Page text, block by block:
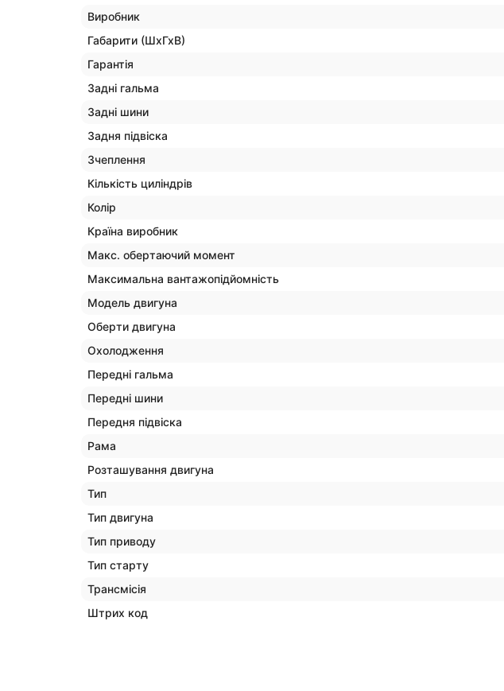
Виробник
Габарити (ШхГхВ)
Гарантія
Задні гальма
Задні шини
Задня підвіска
Зчеплення
Кількість циліндрів
Колір
Країна виробник
Макс. обертаючий момент
Максимальна вантажопідйомність
Модель двигуна
Оберти двигуна
Охолодження
Передні гальма
Передні шини
Передня підвіска
Рама
Розташування двигуна
Тип
Тип двигуна
Тип приводу
Тип старту
Трансмісія
Штрих код